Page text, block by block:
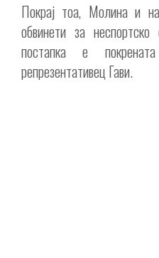
Покрај тоа, Молина и
обвинети за
постапка е
репрезентативец Гави.